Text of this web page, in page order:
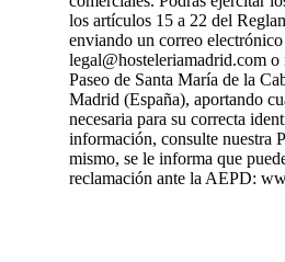
los artículos 15 a 22 del
enviando un correo electrónico
legal@hosteleriamadrid.com o
Paseo de Santa María de la
Madrid (España), aportando
necesaria para su correcta
información, consulte nuestra
mismo, se le informa que
reclamación ante la AEPD: